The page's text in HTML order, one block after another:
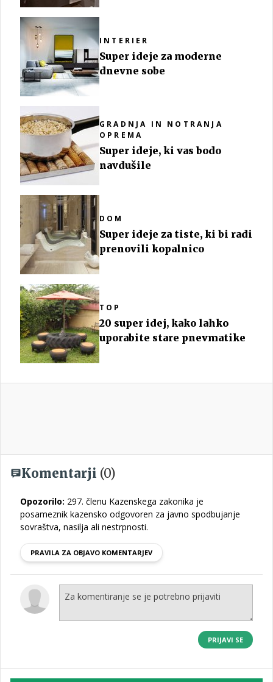
INTERIER
Super ideje za moderne
dnevne sobe
GRADNJA IN NOTRANJA
OPREMA
Super ideje, ki vas bodo
navdušile
DOM
Super ideje za tiste, ki bi radi
prenovili kopalnico
TOP
20 super idej, kako lahko
uporabite stare pnevmatike
Komentarji (0)
Opozorilo: 297. členu Kazenskega zakonika je
posameznik kazensko odgovoren za javno spodbujanje
sovraštva, nasilja ali nestrpnosti.
PRAVILA ZA OBJAVO KOMENTARJEV
PRIJAVI SE